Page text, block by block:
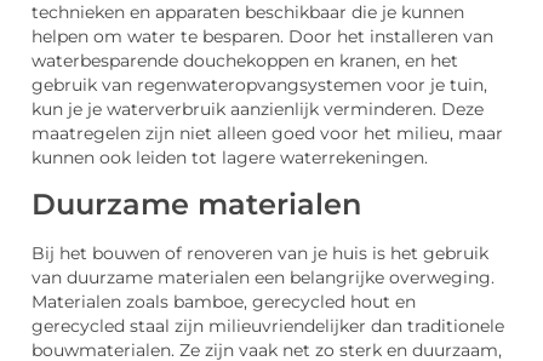
technieken en apparaten beschikbaar die je kunnen
helpen om water te besparen. Door het installeren van
waterbesparende douchekoppen en kranen, en het
gebruik van regenwateropvangsystemen voor je tuin,
kun je je waterverbruik aanzienlijk verminderen. Deze
maatregelen zijn niet alleen goed voor het milieu, maar
kunnen ook leiden tot lagere waterrekeningen.
Duurzame materialen
Bij het bouwen of renoveren van je huis is het gebruik
van duurzame materialen een belangrijke overweging.
Materialen zoals bamboe, gerecycled hout en
gerecycled staal zijn milieuvriendelijker dan traditionele
bouwmaterialen. Ze zijn vaak net zo sterk en duurzaam,